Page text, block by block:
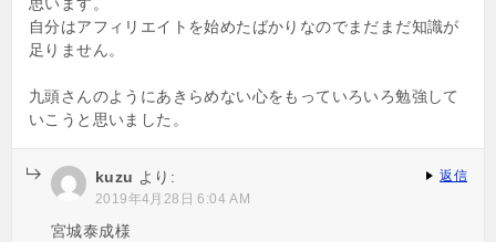
自分はアフィリエイトを始めたばかりなのでまだまだ知識が
足りません。
九頭さんのようにあきらめない心をもっていろいろ勉強して
いこうと思いました。
kuzu より:
2019年4月28日 6:04 AM
宮城泰成様
返信